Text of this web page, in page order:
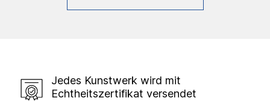
Jedes Kunstwerk wird mit
Echtheitszertifikat versendet